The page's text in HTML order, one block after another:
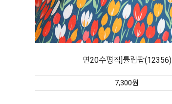
면20수평직]튤립팝(12356)
7,300원